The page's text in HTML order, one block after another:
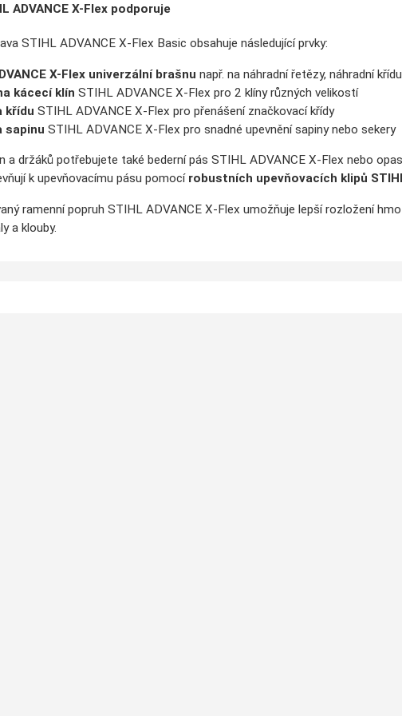
ADVANCE X-Flex podporuje
STIHL ADVANCE X-Flex Basic obsahuje následující prvky:
X-Flex univerzální brašnu např. na náhradní řetězy, náhradní
kácecí klín STIHL ADVANCE X-Flex pro 2 klíny různých velikostí
křídu STIHL ADVANCE X-Flex pro přenášení značkovací křídy
sapinuSTIHL ADVANCE X-Flex pro snadné upevnění sapiny nebo sekery
a držáků potřebujete také bederní pás STIHL ADVANCE X-Flex nebo
k upevňovacímu pásu pomocí robustních upevňovacích klipů
ramenní popruh STIHL ADVANCE X-Flex umožňuje lepší rozložení
a klouby.